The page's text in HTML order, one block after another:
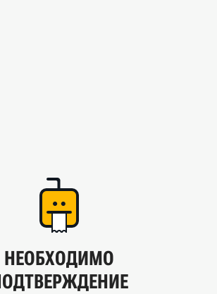
НЕОБХОДИМО